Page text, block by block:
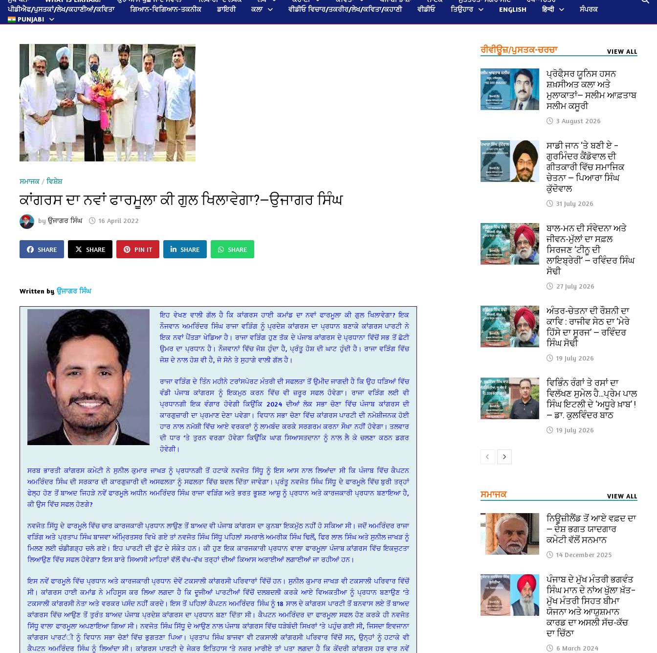
ਪੀਡੀਐਫ/ਪੁਸਤਕਾਂ/ਲੇਖ/ਕਹਾਣੀਆਂ/ਕਵਿਤਾ
ਗਿਆਨ-ਵਿਗਿਆਨ-ਤਕਨੀਕ ਡਾਇਰੀ ਕਲਾ ਵੀਡੀਓ ਵਿਚਾਰ/ਤਕਰੀਰ/ਲੇਖ/ਕਵਿਤਾ/ਕਹਾਣੀ ਵੀਡੀਓ ਤਿਉਹਾਰ ENGLISH हिन्दी
ਸੰਪਰਕ
PUNJABI
ਸਮਾਜਕ/ਵਿਸ਼ੇਸ਼
ਕਾਂਗਰਸ ਦਾ ਨਵਾਂ ਫਾਰਮੂਲਾ ਕੀ ਗੁਲ ਖਿਲਾਵੇਗਾ?—ਉਜਾਗਰ ਸਿੰਘ
byਉਜਾਗਰ ਸਿੰਘ 16 April 2022
SHARE SHARE PIN IT SHARE SHARE
Written by ਉਜਾਗਰ ਸਿੰਘ
ਇਹ ਵੇਖਣ ਵਾਲੀ ਗੱਲ ਹੈ ਕਿ ਕਾਂਗਰਸ ਹਾਈ ਕਮਾਂਡ ਦਾ ਨਵਾਂ ਫਾਰਮੂਲਾ ਕੀ ਗੁਲ ਖਿਲਾਵੇਗਾ? ਇਕ
ਨੌਜਵਾਨ ਅਮਰਿੰਦਰ ਸਿੰਘ ਰਾਜਾ ਵੜਿੰਗ ਨੂੰ ਪ੍ਰਦੇਸ਼ ਕਾਂਗਰਸ ਦਾ ਪ੍ਰਧਾਨ ਬਣਾਕੇ ਕਾਂਗਰਸ ਪਾਰਟੀ ਨੇ
ਇਕ ਨਵਾਂ ਪੈਂਤੜਾ ਖੇਡਿਆ ਹੈ। ਰਾਜਾ ਵੜਿੰਗ ਹੁਣ ਤੱਕ ਦੇ ਪੰਜਾਬ ਕਾਂਗਰਸ ਦੇ ਪ੍ਰਧਾਨਾ ਵਿੱਚੋਂ ਸਭ ਤੋਂ ਛੋਟੀ
ਉਮਰ ਦਾ ਪ੍ਰਧਾਨ ਹੈ। ਨੌਜਵਾਨਾਂ ਵਿੱਚ ਜੋਸ਼ ਹੁੰਦਾ ਹੈ, ਪ੍ਰੰਤੂ ਹੋਸ਼ ਦੀ ਘਾਟ ਹੁੰਦੀ ਹੈ। ਰਾਜਾ ਵੜਿੰਗ ਵਿੱਚ
ਜੋਸ਼ ਦੇ ਨਾਲ ਹੋਸ਼ ਵੀ ਹੈ, ਜੋ ਸੋਨੇ ਤੇ ਸੁਹਾਗੇ ਵਾਲੀ ਗੱਲ ਹੈ।
ਰਾਜਾ ਵੜਿੰਗ ਦੇ ਤਿੰਨ ਮਹੀਨੇ ਟਰਾਂਸਪੋਰਟ ਮੰਤਰੀ ਦੀ ਸਫਲਤਾ ਤੋਂ ਉਮੀਦ ਜਾਗਦੀ ਹੈ ਕਿ ਉਹ ਧੜਿਆਂ ਵਿੱਚ
ਵੰਡੀ ਪੰਜਾਬ ਕਾਂਗਰਸ ਨੂੰ ਇਕਮੁਠ ਕਰਨ ਵਿੱਚ ਵੀ ਜ਼ਰੂਰ ਸਫਲ ਹੋਵੇਗਾ। ਰਾਜਾ ਵੜਿੰਗ ਲਈ ਵੀ
ਪ੍ਰਧਾਨਗੀ ਇਕ ਵੰਗਾਰ ਹੋਵੇਗੀ ਕਿਉਂਕਿ 2024 ਦੀਆਂ ਲੋਕ ਸਭਾ ਚੋਣਾ ਵਿੱਚ ਪੰਜਾਬ ਕਾਂਗਰਸ ਦੀ
ਕਾਰਗੁਜ਼ਾਰੀ ਦਾ ਪ੍ਰਮਾਣ ਦੇਣਾ ਪਵੇਗਾ। ਵਿਧਾਨ ਸਭਾ ਚੋਣਾ ਵਿੱਚ ਕਾਂਗਰਸ ਪਾਰਟੀ ਦੀ ਨਮੋਸ਼ੀਜਨਕ ਹੋਈ
ਹਾਰ ਨਾਲ ਨਮੋਸ਼ੀ ਵਿੱਚ ਆਏ ਵਰਕਰਾਂ ਨੂੰ ਲਾਮਬੰਦ ਕਰਕੇ ਸਰਗਰਮ ਕਰਨਾ ਸੌਖਾ ਨਹੀਂ ਹੋਵੇਗਾ। ਤਲਵਾਰ
ਦੀ ਧਾਰ ‘ਤੇ ਤੁਰਨ ਵਰਗਾ ਹੋਵੇਗਾ ਕਿਉਂਕਿ ਘਾਗ ਸਿਆਸਤਦਾਨਾ ਨੂੰ ਨਾਲ ਲੈ ਕੇ ਚਲਣਾ ਕਠਨ ਡਗਰ
ਹੋਵੇਗੀ।
ਸਰਬ ਭਾਰਤੀ ਕਾਂਗਰਸ ਕਮੇਟੀ ਨੇ ਸੁਨੀਲ ਕੁਮਾਰ ਜਾਖੜ ਨੂੰ ਪ੍ਰਧਾਨਗੀ ਤੋਂ ਹਟਾਕੇ ਨਵਜੋਤ ਸਿੱਧੂ ਨੂੰ ਇਸ ਆਸ ਨਾਲ ਲਿਆਂਦਾ ਸੀ ਕਿ ਪੰਜਾਬ ਵਿੱਚ ਕੈਪਟਨ
ਅਮਰਿੰਦਰ ਸਿੰਘ ਦੀ ਸਰਕਾਰ ਦੀ ਕਾਰਗੁਜ਼ਾਰੀ ਦੀ ਅਸਫਲਤਾ ਨੂੰ ਸਫਲਤਾ ਵਿੱਚ ਬਦਲ ਦਿੱਤਾ ਜਾਵੇਗਾ। ਪ੍ਰੰਤੂ ਨਵਜੋਤ ਸਿੰਘ ਸਿੱਧੂ ਦੇ ਫਾਰਮੂਲੇ ਵਿੱਚ ਬੁਰੀ ਤਰ੍ਹਾਂ
ਫੇਲ੍ਹ ਹੋਣ ਤੋਂ ਬਾਅਦ ਜਿਹੜੇ ਨਵੇਂ ਫਾਰਮੂਲੇ ਅਧੀਨ ਅਮਰਿੰਦਰ ਸਿੰਘ ਰਾਜਾ ਵੜਿੰਗ ਅਤੇ ਭਰਤ ਭੂਸ਼ਣ ਆਸ਼ੂ ਨੂੰ ਪ੍ਰਧਾਨ ਅਤੇ ਕਾਰਜਕਾਰੀ ਪ੍ਰਧਾਨ ਬਣਾਇਆ ਹੈ,
ਕੀ ਉਸ ਵਿੱਚ ਸਫਲ ਹੋਣਗੇ?
ਨਵਜੋਤ ਸਿੱਧੂ ਦੇ ਫਾਰਮੂਲੇ ਵਿੱਚ ਚਾਰ ਕਾਰਜਕਾਰੀ ਪ੍ਰਧਾਨ ਲਾਉਣ ਤੋਂ ਬਾਅਦ ਵੀ ਪੰਜਾਬ ਕਾਂਗਰਸ ਦਾ ਕੁਨਬਾ ਇਕਮੁੱਠ ਨਹੀਂ ਹੋ ਸਕਿਆ ਸੀ। ਜਦੋਂ ਅਮਰਿੰਦਰ ਰਾਜਾ
ਵੜਿੰਗ ਅਤੇ ਪ੍ਰਤਾਪ ਸਿੰਘ ਬਾਜਵਾ ਅੰਮ੍ਰਿਤਸਰ ਵਿਖੇ ਗਏ ਤਾਂ ਨਵਜੋਤ ਸਿੰਘ ਸਿੱਧੂ ਪਹਿਲਾਂ ਸਮਰਾਲੇ ਅਮਰੀਕ ਸਿੰਘ ਢਿਲੋਂ, ਫਿਰ ਲਾਲ ਸਿੰਘ ਅਤੇ ਸੁਨੀਲ ਜਾਖੜ ਨੂੰ
ਮਿਲਣ ਲਈ ਚੰਡੀਗੜ੍ਹ ਚਲੇ ਗਏ। ਇਹ ਪਾਰਟੀ ਦੀ ਫੁੱਟ ਦੇ ਸੰਕੇਤ ਹਨ। ਕੀ ਹੁਣ ਇਕ ਕਾਰਜਕਾਰੀ ਪ੍ਰਧਾਨ ਵਾਲਾ ਫਾਰਮੂਲਾ ਪੰਜਾਬ ਕਾਂਗਰਸ ਵਿੱਚ ਇਕਜੁਟਤਾ
ਲਿਆਉਣ ਵਿੱਚ ਸਫਲ ਹੋਵੇਗਾ? ਇਸ ਬਾਰੇ ਸਿਆਸੀ ਮਾਹਿਰਾਂ ਵੱਲੋਂ ਵੱਖ-ਵੱਖ ਤਰ੍ਹਾਂ ਦੀਆਂ ਕਿਆਸ ਅਰਾਈਆਂ ਲਗਾਈਆਂ ਜਾ ਰਹੀਆਂ ਹਨ।
ਇਸ ਨਵੇਂ ਫਾਰਮੂਲੇ ਵਿੱਚ ਪ੍ਰਧਾਨ ਅਤੇ ਕਾਰਜਕਾਰੀ ਪ੍ਰਧਾਨ ਦੋਵੇਂ ਟਕਸਾਲੀ ਕਾਂਗਰਸੀ ਪਰਿਵਾਰਾਂ ਵਿੱਚੋਂ ਹਨ। ਸੁਨੀਲ ਕੁਮਾਰ ਜਾਖੜ ਵੀ ਟਕਸਾਲੀ ਪਰਿਵਾਰ ਵਿੱਚੋਂ
ਸੀ। ਕਾਂਗਰਸ ਹਾਈ ਕਮਾਂਡ ਨੇ ਮਹਿਸੂਸ ਕਰ ਲਿਆ ਲਗਦਾ ਹੈ ਕਿ ਦੂਜੀਆਂ ਪਾਰਟੀਆਂ ਵਿੱਚੋਂ ਦਲਬਦਲੀ ਕਰਕੇ ਆਏ ਵਿਅਕਤੀਆ ਨੂੰ ਪ੍ਰਧਾਨ ਬਣਾਉਣ ‘ਤੇ
ਟਕਸਾਲੀ ਕਾਂਗਰਸੀ ਨੇਤਾ ਅਤੇ ਵਰਕਰ ਪਸੰਦ ਨਹੀਂ ਕਰਦੇ। ਇਸ ਤੋਂ ਪਹਿਲਾਂ ਕੈਪਟਨ ਅਮਰਿੰਦਰ ਸਿੰਘ ਨੂੰ 18 ਸਾਲ ਦੇ ਕਾਂਗਰਸ ਪਾਰਟੀ ਤੋਂ ਬਨਵਾਸ ਲਏ ਤੋਂ ਬਾਅਦ
ਕਾਂਗਰਸ ਵਿੱਚ ਆਉਣ ਤੋਂ ਤੁਰੰਤ ਬਾਅਦ ਪੰਜਾਬ ਪ੍ਰਦੇਸ਼ ਕਾਂਗਰਸ ਦਾ ਪ੍ਰਧਾਨ ਬਣਾ ਦਿੱਤਾ ਸੀ। ਕੈਪਟਨ ਅਮਰਿੰਦਰ ਦਾ ਫਾਰਮੂਲਾ ਸਫਲ ਹੋਣ ਕਰਕੇ ਹੀ ਨਵਜੋਤ
ਸਿੱਧੂ ਵਾਲਾ ਫਾਰਮੂਲਾ ਅਪਣਾਇਆ ਗਿਆ ਸੀ। ਨਵਜੋਤ ਸਿੰਘ ਸਿੱਧੂ ਦੇ ਆਉਣ ਨਾਲ ਪੰਜਾਬ ਕਾਂਗਰਸ ਵਿੱਚ ਧੜੇਬੰਦੀ ਸਿਖਰਾਂ ‘ਤੇ ਪਹੁੰਚ ਗਈ ਸੀ, ਜਿਸਦਾ ਇਵਜਾਨਾ
ਕਾਂਗਰਸ ਪਾਰਟਂੀ ਨੂੰ ਵਿਧਾਨ ਸਭਾ ਚੋਣਾਂ ਵਿੱਚ ਭੁਗਤਣਾ ਪਿਆ। ਪ੍ਰਤਾਪ ਸਿੰਘ ਬਾਜਵਾ ਵੀ ਟਕਸਾਲੀ ਕਾਂਗਰਸੀ ਪਰਿਵਾਰ ਵਿੱਚੋਂ ਸਨ, ਉਨ੍ਹਾਂ ਨੂੰ ਹਟਾਕੇ ਵੀ
ਕੈਪਟਨ ਅਮਰਿੰਦਰ ਸਿੰਘ ਨੂੰ ਲਿਆਂਦਾ ਸੀ। ਕਾਂਗਰਸ ਪਾਰਟੀ ਦੇ ਜੇਕਰ ਇਤਿਹਾਸ ‘ਤੇ ਨਜ਼ਰ ਮਾਰੀਏ ਤਾਂ ਪਤਾ ਲਗਦਾ ਹੈ ਕਿ ਕੇਂਦਰੀ ਕਾਂਗਰਸ ਹਰ ਵਾਰ ਨਵੇਂ
ਰੀਵੀਊਜ਼/ਪੁਸਤਕ-ਚਰਚਾ VIEW ALL
ਪ੍ਰੋਫੈ਼ਸਰ ਯੂਨਿਸ ਹਸਨ
ਸ਼ਖ਼ਸੀਅਤ ਕਲਾ ਅਤੇ
ਮੁਲਾਕਾਤਾਂ— ਸਲੀਮ ਆਫ਼ਤਾਬ
ਸਲੀਮ ਕਸੂਰੀ
3 August 2026
ਸਾਡੀ ਜਾਨ ‘ਤੇ ਬਣੀ ਏ –
ਗੁਰਮਿੰਦਰ ਕੈਂਡੋਵਾਲ ਦੀ
ਗੀਤਕਾਰੀ ਵਿੱਚ ਸਮਾਜਿਕ
ਚੇਤਨਾ — ਪਿਆਰਾ ਸਿੰਘ
ਕੁੱਦੋਵਾਲ
31 July 2026
ਬਾਲ-ਮਨ ਦੀ ਸੰਵੇਦਨਾ ਅਤੇ
ਜੀਵਨ-ਮੁੱਲਾਂ ਦਾ ਸਫ਼ਲ
ਸਿਰਜਣ ‘ਟੀਨੂ ਦੀ
ਲਾਇਬ੍ਰੇਰੀ’ — ਰਵਿੰਦਰ ਸਿੰਘ
ਸੋਢੀ
27 July 2026
ਅੰਤਰ-ਚੇਤਨਾ ਦੀ ਰੌਸ਼ਨੀ ਦਾ
ਕਾਵਿ : ਰਾਜੀਵ ਸੇਠ ਦਾ ‘ਮੇਰੇ
ਹਿੱਸੇ ਦਾ ਸੂਰਜ’ — ਰਵਿੰਦਰ
ਸਿੰਘ ਸੋਢੀ
19 July 2026
ਵਿਭਿੰਨ ਰੰਗਾਂ ਤੇ ਰਸਾਂ ਦਾ
ਵਿਲੱਖਣ ਸੁਮੇਲ ਹੈ…ਪ੍ਰੇਮ ਪਾਲ
ਸਿੰਘ ਇਟਲੀ ਦੇ ‘ਅਧੂਰੇ ਖ਼ਾਬ’ !
— ਡਾ. ਕੁਲਵਿੰਦਰ ਬਾਠ
19 July 2026
ਸਮਾਜਕ VIEW ALL
ਨਿਊਜ਼ੀਲੈਂਡ ਤੋਂ ਆਏ ਵਫ਼ਦ ਦਾ
— ਦੇਸ਼ ਭਗਤ ਯਾਦਗਾਰ
ਕਮੇਟੀ ਵੱਲੋਂ ਸਨਮਾਨ
14 December 2025
ਪੰਜਾਬ ਦੇ ਮੁੱਖ ਮੰਤਰੀ ਭਗਵੰਤ
ਸਿੰਘ ਮਾਨ ਦੇ ਨਾਂਅ ਖੁੱਲਾ ਖ਼ੱਤ–
ਮੁੱਖ ਮੰਤਰੀ ਸਿਹਤ ਬੀਮਾ
ਯੋਜਨਾ ਅਤੇ ਆਯੁਸ਼ਮਾਨ
ਕਾਰਡ ਦਾ ਅਸਲੀ ਸੱਚ-ਕੱਚ
ਦਾ ਚਿੱਠਾ
6 March 2024